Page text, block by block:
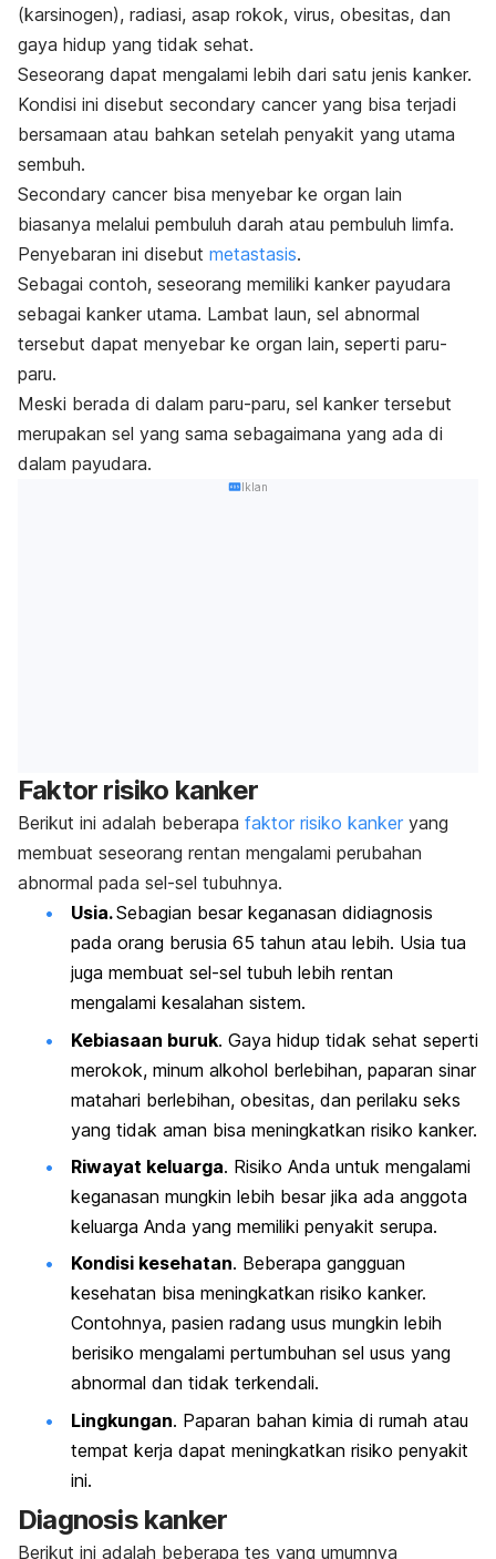
(karsinogen), radiasi, asap rokok, virus, obesitas, dan
gaya hidup yang tidak sehat.
Seseorang dapat mengalami lebih dari satu jenis kanker.
Kondisi ini disebut secondary cancer yang bisa terjadi
bersamaan atau bahkan setelah penyakit yang utama
sembuh.
Secondary cancer bisa menyebar ke organ lain
biasanya melalui pembuluh darah atau pembuluh limfa.
Penyebaran ini disebut metastasis.
Sebagai contoh, seseorang memiliki kanker payudara
sebagai kanker utama. Lambat laun, sel abnormal
tersebut dapat menyebar ke organ lain, seperti paru-
paru.
Meski berada di dalam paru-paru, sel kanker tersebut
merupakan sel yang sama sebagaimana yang ada di
dalam payudara.
Iklan
Faktor risiko kanker
Berikut ini adalah beberapa faktor risiko kanker yang
membuat seseorang rentan mengalami perubahan
abnormal pada sel-sel tubuhnya.
Usia.Sebagian besar keganasan didiagnosis
pada orang berusia 65 tahun atau lebih. Usia tua
juga membuat sel-sel tubuh lebih rentan
mengalami kesalahan sistem.
Kebiasaan buruk. Gaya hidup tidak sehat seperti
merokok, minum alkohol berlebihan, paparan sinar
matahari berlebihan, obesitas, dan perilaku seks
yang tidak aman bisa meningkatkan risiko kanker.
Riwayat keluarga. Risiko Anda untuk mengalami
keganasan mungkin lebih besar jika ada anggota
keluarga Anda yang memiliki penyakit serupa.
Kondisi kesehatan. Beberapa gangguan
kesehatan bisa meningkatkan risiko kanker.
Contohnya, pasien radang usus mungkin lebih
berisiko mengalami pertumbuhan sel usus yang
abnormal dan tidak terkendali.
Lingkungan. Paparan bahan kimia di rumah atau
tempat kerja dapat meningkatkan risiko penyakit
ini.
Diagnosis kanker
Berikut ini adalah beberapa tes yang umumnya